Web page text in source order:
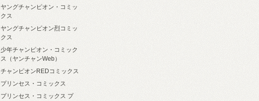
ヤングチャンピオン・コミッ
クス
ヤングチャンピオン烈コミッ
クス
少年チャンピオン・コミック
ス（ヤンチャンWeb）
チャンピオンREDコミックス
プリンセス・コミックス
プリンセス・コミックス プ